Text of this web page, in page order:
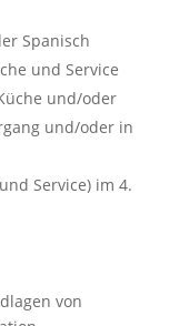
Spanisch
und Service
und/oder
und/oder in
Service) im 4.
von